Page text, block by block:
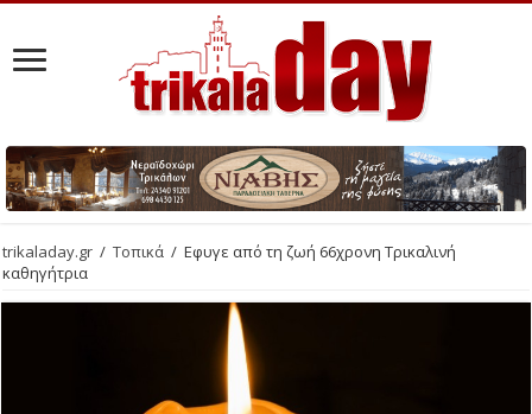
trikaladay.gr / Τοπικά / Εφυγε από τη ζωή 66χρονη Τρικαλινή
καθηγήτρια